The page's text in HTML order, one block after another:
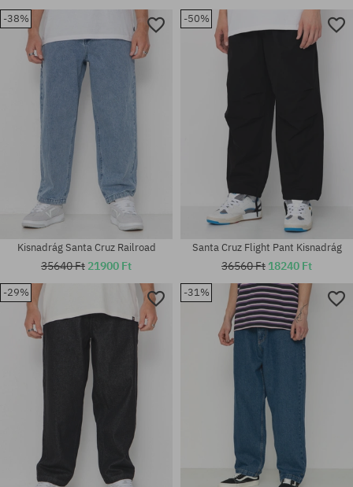
Elérhető méretek:
S; M; L
Elérhető méretek:
Elérhető méretek:
30; 32; 34; 36
Elérhető méretek:
S; M; L; XL
-38%
Kisnadrág Santa Cruz Railroad
35640 Ft 21900 Ft
-50%
Santa Cruz Flight Pant Kisnadrág
36560 Ft 18240 Ft
-29% -31%